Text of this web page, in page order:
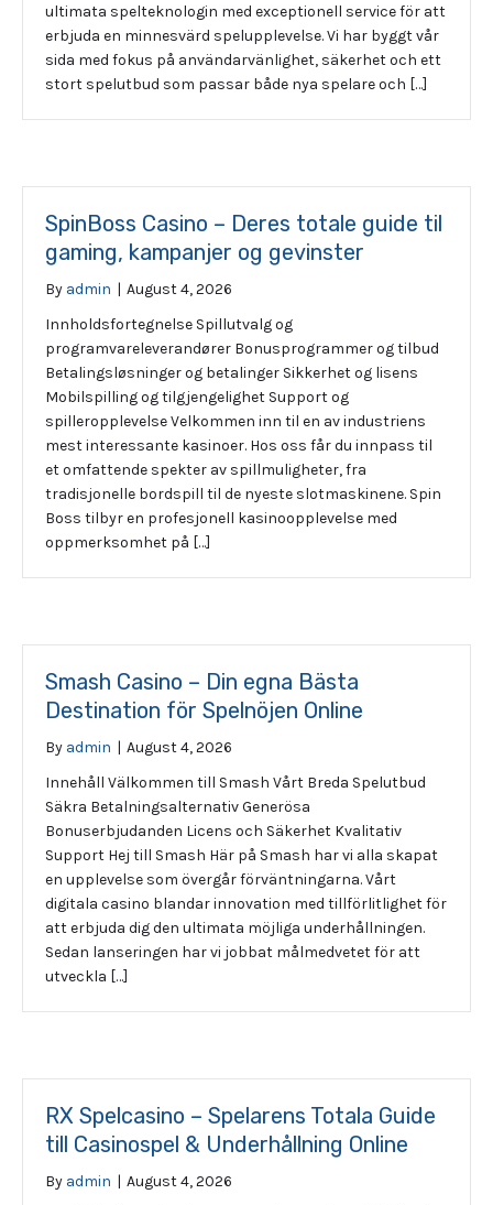
ultimata spelteknologin med exceptionell service för att
erbjuda en minnesvärd spelupplevelse. Vi har byggt vår
sida med fokus på användarvänlighet, säkerhet och ett
stort spelutbud som passar både nya spelare och […]
SpinBoss Casino – Deres totale guide til
gaming, kampanjer og gevinster
By admin | August 4, 2026
Innholdsfortegnelse Spillutvalg og
programvareleverandører Bonusprogrammer og tilbud
Betalingsløsninger og betalinger Sikkerhet og lisens
Mobilspilling og tilgjengelighet Support og
spilleropplevelse Velkommen inn til en av industriens
mest interessante kasinoer. Hos oss får du innpass til
et omfattende spekter av spillmuligheter, fra
tradisjonelle bordspill til de nyeste slotmaskinene. Spin
Boss tilbyr en profesjonell kasinoopplevelse med
oppmerksomhet på […]
Smash Casino – Din egna Bästa
Destination för Spelnöjen Online
By admin | August 4, 2026
Innehåll Välkommen till Smash Vårt Breda Spelutbud
Säkra Betalningsalternativ Generösa
Bonuserbjudanden Licens och Säkerhet Kvalitativ
Support Hej till Smash Här på Smash har vi alla skapat
en upplevelse som övergår förväntningarna. Vårt
digitala casino blandar innovation med tillförlitlighet för
att erbjuda dig den ultimata möjliga underhållningen.
Sedan lanseringen har vi jobbat målmedvetet för att
utveckla […]
RX Spelcasino – Spelarens Totala Guide
till Casinospel & Underhållning Online
By admin | August 4, 2026